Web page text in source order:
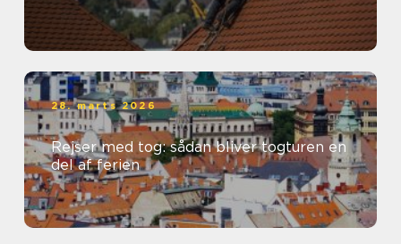
28. marts 2026
Rejser med tog: sådan bliver togturen en
del af ferien